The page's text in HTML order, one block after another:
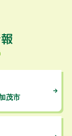
茂市